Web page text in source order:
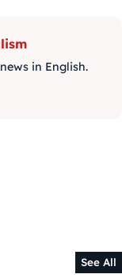
in English.
See All